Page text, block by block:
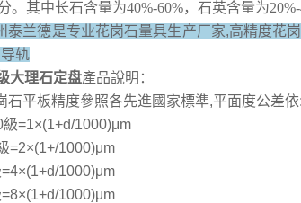
。其中长石含量为40%-60%，石英含量为
泰兰德是专业花岗石量具生产厂家,高精度花
轨
大理石定盘產品說明：
石平板精度參照各先進國家標準,平面度公差
級=1×(1+d/1000)μm
=2×(1+/1000)μm
1000)μm
1000)μm